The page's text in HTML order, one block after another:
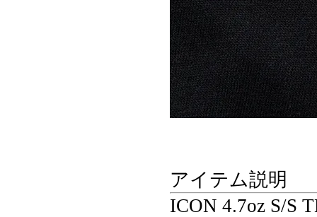
アイテム説明
ICON 4.7oz S/S